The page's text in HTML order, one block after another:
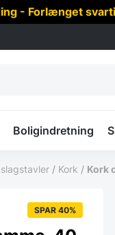
- Forlænget
Boligindretning
/ Kork / Kork
SPAR 40%